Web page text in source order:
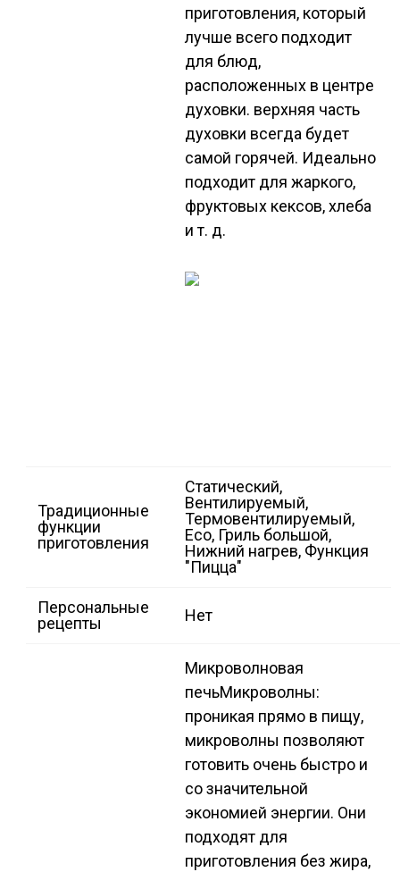
приготовления, который
лучше всего подходит
для блюд,
расположенных в центре
духовки. верхняя часть
духовки всегда будет
самой горячей. Идеально
подходит для жаркого,
фруктовых кексов, хлеба
и т. д.
Традиционные
функции
приготовления
Статический,
Вентилируемый,
Термовентилируемый,
Eco, Гриль большой,
Нижний нагрев, Функция
"Пицца"
Персональные
рецепты
Heт
Микроволновая
печьМикроволны:
проникая прямо в пищу,
микроволны позволяют
готовить очень быстро и
со значительной
экономией энергии. Они
подходят для
приготовления без жира,